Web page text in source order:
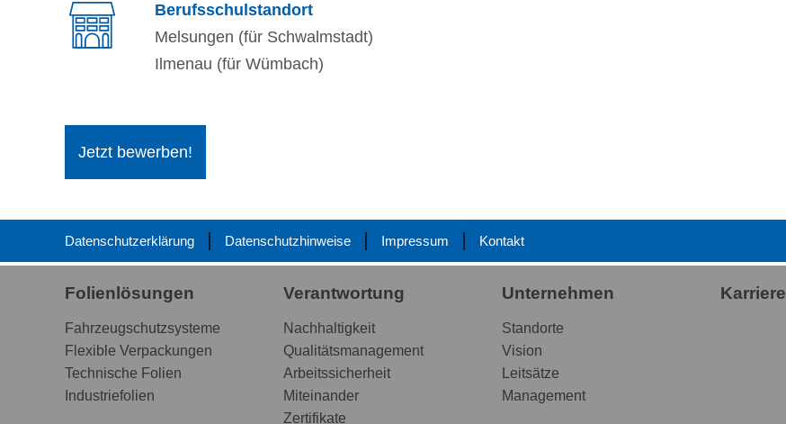
Berufsschulstandort
Melsungen (für Schwalmstadt)
Ilmenau (für Wümbach)
Jetzt bewerben!
Datenschutzerklärung Datenschutzhinweise Impressum Kontakt
Folienlösungen
Fahrzeugschutzsysteme
Flexible Verpackungen
Technische Folien
Industriefolien
Verantwortung
Nachhaltigkeit
Qualitätsmanagement
Arbeitssicherheit
Miteinander
Zertifikate
Unternehmen
Standorte
Vision
Leitsätze
Management
Karriere